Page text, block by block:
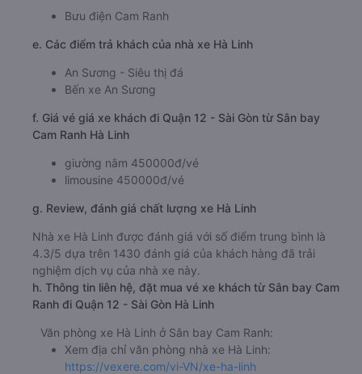
Bưu điện Cam Ranh
e. Các điểm trả khách của nhà xe Hà Linh
An Sương - Siêu thị đá
Bến xe An Sương
f. Giá vé giá xe khách đi Quận 12 - Sài Gòn từ Sân bay
Cam Ranh Hà Linh
giường nằm 450000đ/vé
limousine 450000đ/vé
g. Review, đánh giá chất lượng xe Hà Linh
Nhà xe Hà Linh được đánh giá với số điểm trung bình là
4.3/5 dựa trên 1430 đánh giá của khách hàng đã trải
nghiệm dịch vụ của nhà xe này.
h. Thông tin liên hệ, đặt mua vé xe khách từ Sân bay Cam
Ranh đi Quận 12 - Sài Gòn Hà Linh
Văn phòng xe Hà Linh ở Sân bay Cam Ranh:
Xem địa chỉ văn phòng nhà xe Hà Linh:
https://vexere.com/vi-VN/xe-ha-linh